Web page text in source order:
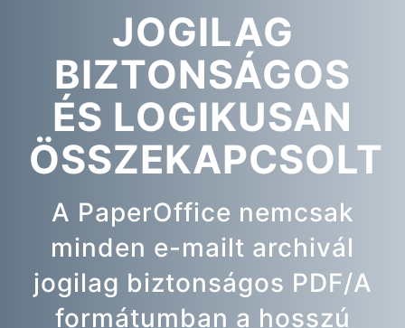
JOGILAG
BIZTONSÁGOS
ÉS LOGIKUSAN
ÖSSZEKAPCSOLT
A PaperOffice nemcsak
minden e-mailt archivál
jogilag biztonságos PDF/A
formátumban a hosszú